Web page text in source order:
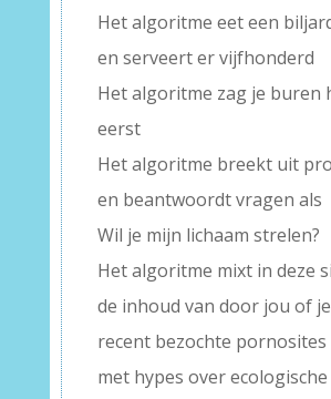
Het algoritme eet een
en serveert er vijfhonderd
Het algoritme zag je buren
eerst
Het algoritme breekt uit
en beantwoordt vragen als
Wil je mijn lichaam strelen?
Het algoritme mixt in deze
de inhoud van door jou of
recent bezochte pornosites
met hypes over ecologische